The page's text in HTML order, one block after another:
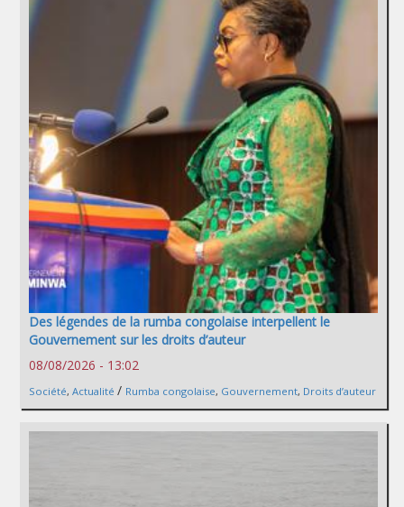
Des légendes de la rumba congolaise interpellent le
Gouvernement sur les droits d’auteur
08/08/2026 - 13:02
Société, Actualité / Rumba congolaise, Gouvernement, Droits d’auteur